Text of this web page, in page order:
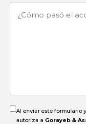
¿Cómo
Al enviar este formulario
autoriza a Gorayeb &